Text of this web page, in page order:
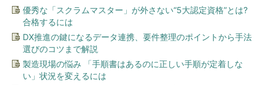
優秀な「スクラムマスター」が外さない“5大認定資格”とは?
合格するには
DX推進の鍵になるデータ連携、要件整理のポイントから手法
選びのコツまで解説
製造現場の悩み 「手順書はあるのに正しい手順が定着しな
い」状況を変えるには